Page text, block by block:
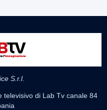
S.r.l.
televisivo di Lab Tv canale 84